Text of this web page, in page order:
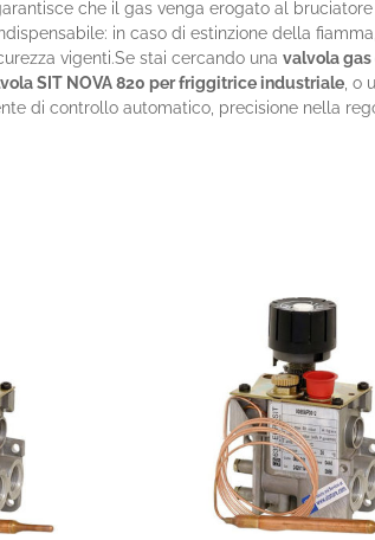
che il gas venga erogato al
in caso di estinzione della
vigenti.Se stai cercando unavalvola gas
SIT NOVA 820 per friggitrice industriale, o
di controllo automatico, precisione nella